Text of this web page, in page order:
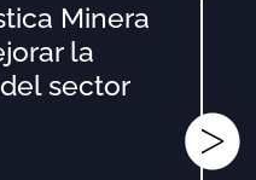
Minera
la
sector